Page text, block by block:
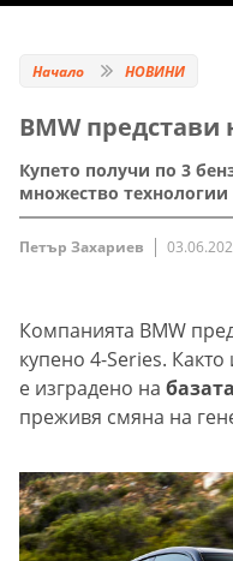
Начало НОВИНИ
BMW представи
Купето получи по 3
множество технологии
Петър Захариев
Компанията BMW
купено 4-Series.
е изградено на
преживя смяна на